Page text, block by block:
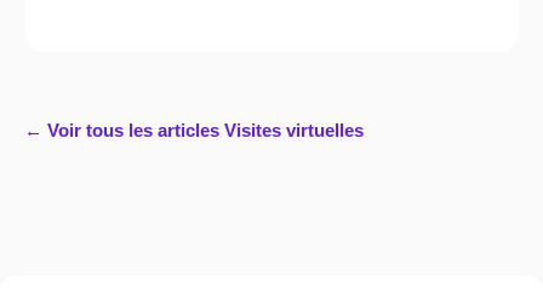
← Voir tous les articles Visites virtuelles